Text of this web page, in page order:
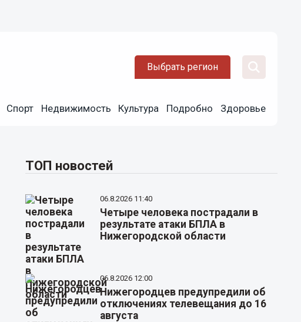
Выбрать регион
Спорт Недвижимость Культура Подробно Здоровье
ТОП новостей
06.8.2026 11:40
Четыре человека пострадали в
результате атаки БПЛА в
Нижегородской области
06.8.2026 12:00
Нижегородцев предупредили об
отключениях телевещания до 16
августа